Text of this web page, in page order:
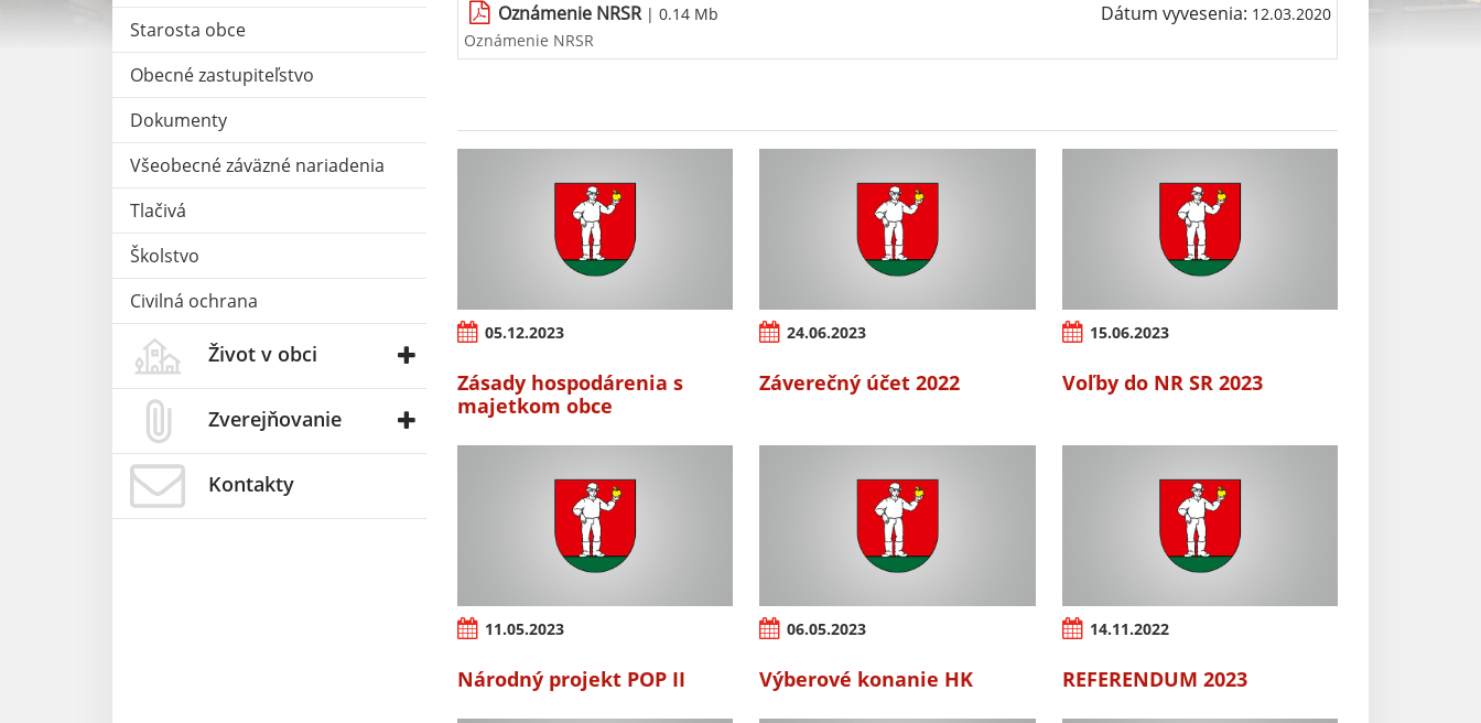
Starosta obce
Obecné zastupiteľstvo
Dokumenty
Všeobecné záväzné nariadenia
Tlačivá
Školstvo
Civilná ochrana
Život v obci
Zverejňovanie
Kontakty
Oznámenie NRSR| 0.14 Mb Dátum vyvesenia: 12.03.2020
Oznámenie NRSR
05.12.2023
Zásady hospodárenia s
majetkom obce
24.06.2023
Záverečný účet 2022
15.06.2023
Voľby do NR SR 2023
11.05.2023
Národný projekt POP II
06.05.2023
Výberové konanie HK
14.11.2022
REFERENDUM 2023